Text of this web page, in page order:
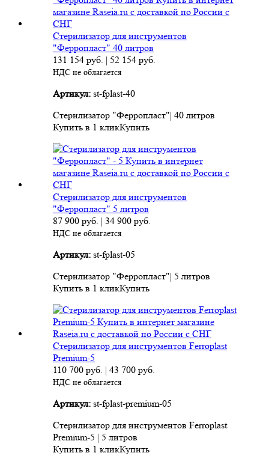
Стерилизатор для инструментов
"Ферропласт" 40 литров
131 154 руб. | 52 154 руб.
НДС не облагается
Артикул: st-fplast-40
Стерилизатор "Ферропласт"| 40 литров
Купить в 1 кликКупить
Стерилизатор для инструментов
"Ферропласт" 5 литров
87 900 руб. | 34 900 руб.
НДС не облагается
Артикул: st-fplast-05
Стерилизатор "Ферропласт"| 5 литров
Купить в 1 кликКупить
Стерилизатор для инструментов Ferroplast
Premium-5
110 700 руб. | 43 700 руб.
НДС не облагается
Артикул: st-fplast-premium-05
Стерилизатор для инструментов Ferroplast
Premium-5 | 5 литров
Купить в 1 кликКупить